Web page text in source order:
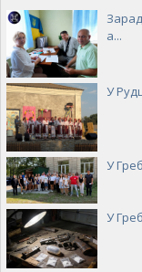
а...
У
У
У